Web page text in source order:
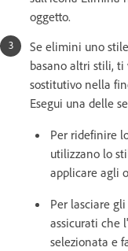
oggetto.
Se elimini uno
basano altri stili, ti
sostitutivo nella
Esegui una delle
Per ridefinire
utilizzano lo
applicare agli
Per lasciare
assicurati che
selezionata e